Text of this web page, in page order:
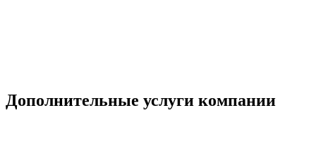
Дополнительные услуги компании